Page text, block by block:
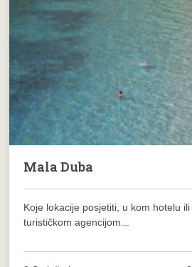
Mala Duba
Koje lokacije posjetiti, u kom hotelu
turističkom agencijom...